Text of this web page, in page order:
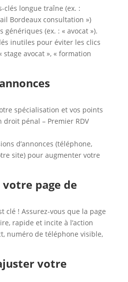
clés longue traîne (ex. :
Bordeaux consultation »)
(ex. : « avocat »).
inutiles pour éviter les clics
avocat », « formation
spécialisation et vos points
droit pénal – Premier RDV
d’annonces (téléphone,
site) pour augmenter votre
page de
clé ! Assurez-vous que la page
rapide et incite à l’action
numéro de téléphone visible,
votre